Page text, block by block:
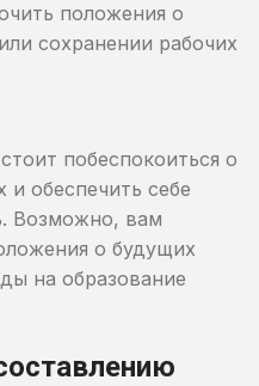
положения о
сохранении рабочих
побеспокоиться о
и обеспечить себе
Возможно, вам
о будущих
на образование